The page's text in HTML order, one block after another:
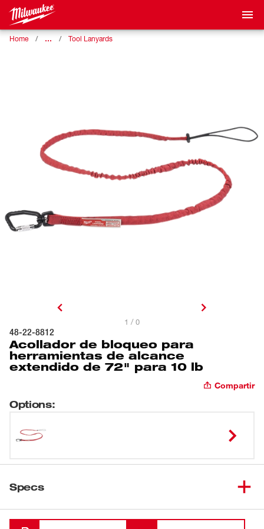
Home … Tool Lanyards
1 / 0
48-22-8812
Acollador de bloqueo para
herramientas de alcance
extendido de 72" para 10 lb
Compartir
Options:
Specs
Cargando